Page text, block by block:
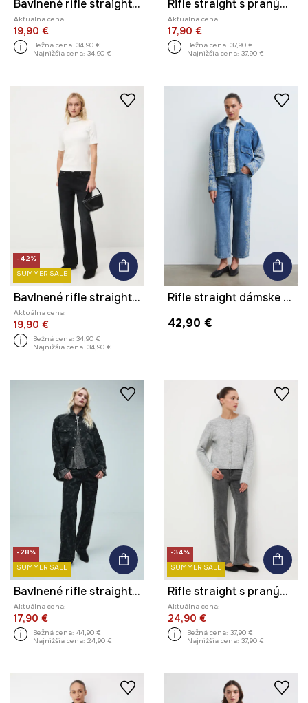
Bavlnené rifle straight s praným efektom
Aktuálna cena:
19,90 €
Bežná cena: 34,90 €
Najnižšia cena: 34,90 €
Rifle straight s praným efektom
Aktuálna cena:
17,90 €
Bežná cena: 37,90 €
Najnižšia cena: 37,90 €
-42%
SUMMER SALE
Bavlnené rifle straight s praným efektom
Aktuálna cena:
19,90 €
Bežná cena: 34,90 €
Najnižšia cena: 34,90 €
Rifle straight dámske high waist s výšivkou
42,90 €
-28%
SUMMER SALE
Bavlnené rifle straight vzorované
Aktuálna cena:
17,90 €
Bežná cena: 44,90 €
Najnižšia cena: 24,90 €
-34%
SUMMER SALE
Rifle straight s praným efektom
Aktuálna cena:
24,90 €
Bežná cena: 37,90 €
Najnižšia cena: 37,90 €